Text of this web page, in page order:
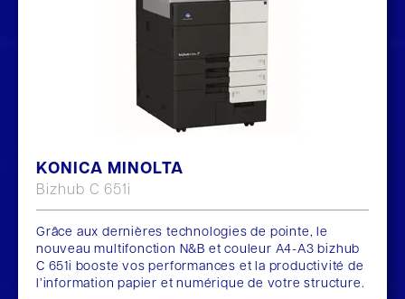
KONICA MINOLTA
Bizhub C 651i
Grâce aux dernières technologies de pointe, le
nouveau multifonction N&B et couleur A4-A3 bizhub
C 651i booste vos performances et la productivité de
l’information papier et numérique de votre structure.